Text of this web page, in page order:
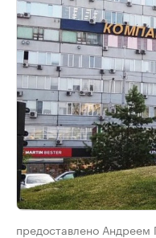
предоставлено Андреем